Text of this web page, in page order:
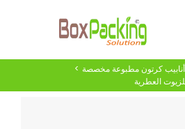
كرتون مطبوعة مخصصة
العطرية